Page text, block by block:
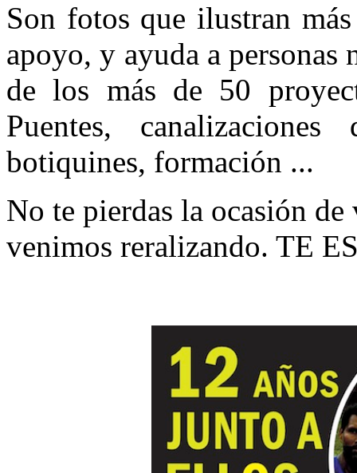
Son fotos que ilustran
apoyo, y ayuda a personas
de los más de 50
Puentes,
botiquines, formación ...
No te pierdas la ocasión
venimos reralizando. TE